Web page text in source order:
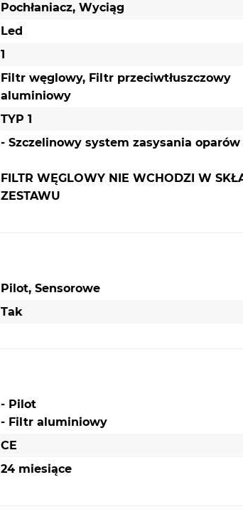
Pochłaniacz, Wyciąg
Led
1
Filtr węglowy, Filtr przeciwtłuszczowy
aluminiowy
TYP 1
- Szczelinowy system zasysania oparów
FILTR WĘGLOWY NIE WCHODZI W
ZESTAWU
Pilot, Sensorowe
Tak
- Pilot
- Filtr aluminiowy
CE
24 miesiące